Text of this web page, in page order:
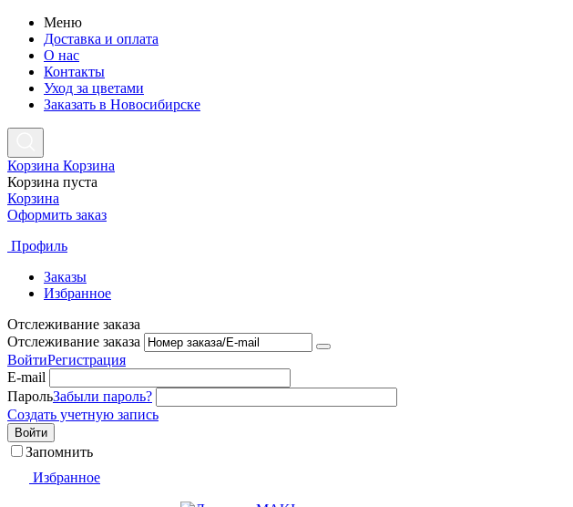
Меню
Доставка и оплата
О нас
Контакты
Уход за цветами
Заказать в Новосибирске
Корзина Корзина
Корзина пуста
Корзина
Оформить заказ
Профиль
Заказы
Избранное
Отслеживание заказа
Отслеживание заказа
ВойтиРегистрация
E-mail
ПарольЗабыли пароль?
Создать учетную запись
Войти
Запомнить
Избранное